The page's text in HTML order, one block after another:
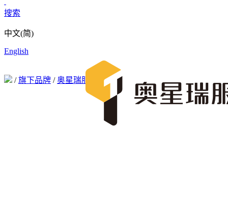
搜索
中文(简)
English
/ 旗下品牌 / 奥星瑞服